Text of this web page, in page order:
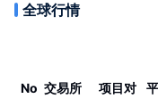
全球行情
No 交易所 项目对